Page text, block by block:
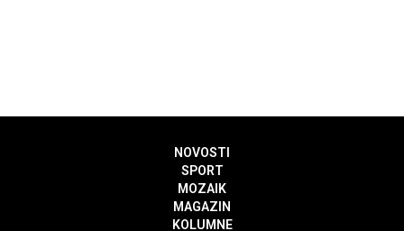
NOVOSTI
SPORT
MOZAIK
MAGAZIN
KOLUMNE